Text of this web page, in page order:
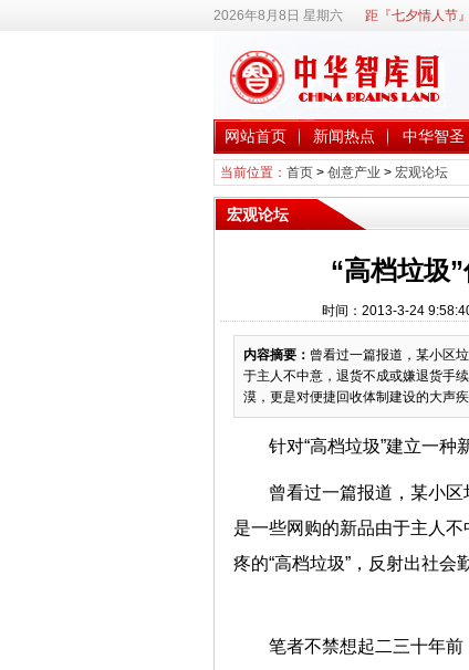
2026年8月8日 星期六 距『七夕情人节
网站首页 新闻热点 中华智圣
当前位置： 首页> 创意产业 > 宏观论坛
宏观论坛
“高档垃圾
时间：2013-3-24
内容摘要： 曾看过一篇报道，某小区
于主人不中意，退货不成或嫌退货手
漠，更是对便捷回收体制建设的大声疾
针对“高档垃圾”建立一种
曾看过一篇报道，某小
是一些网购的新品由于主人
疼的“高档垃圾”，反射出社
笔者不禁想起二三十年